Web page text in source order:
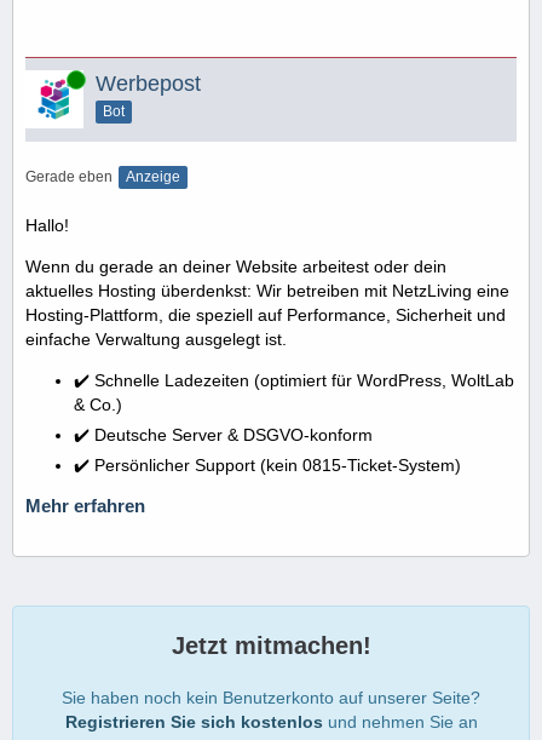
Online Werbepost
Bot
Gerade eben Anzeige
Hallo!
Wenn du gerade an deiner Website arbeitest oder dein
aktuelles Hosting überdenkst: Wir betreiben mit NetzLiving eine
Hosting-Plattform, die speziell auf Performance, Sicherheit und
einfache Verwaltung ausgelegt ist.
✔️ Schnelle Ladezeiten (optimiert für WordPress, WoltLab
& Co.)
✔️ Deutsche Server & DSGVO-konform
✔️ Persönlicher Support (kein 0815-Ticket-System)
Mehr erfahren
Jetzt mitmachen!
Sie haben noch kein Benutzerkonto auf unserer Seite?
Registrieren Sie sich kostenlos und nehmen Sie an